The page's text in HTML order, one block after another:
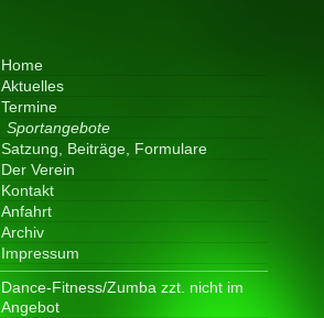
Home
Aktuelles
Termine
Sportangebote
Satzung, Beiträge, Formulare
Der Verein
Kontakt
Anfahrt
Archiv
Impressum
Dance-Fitness/Zumba zzt. nicht im
Angebot